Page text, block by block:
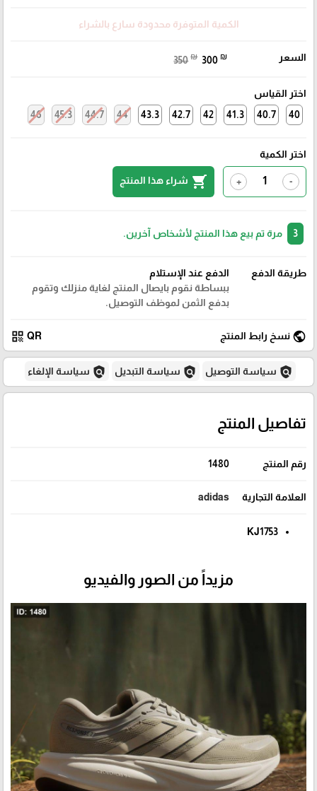
الكمية المتوفرة محدودة سارع بالشراء
السعر 350 ₪ 300 ₪
اختر القياس
40
40.7
41.3
42
42.7
43.3
44
44.7
45.3
46
اختر الكمية
-
+
shopping_cart شراء هذا المنتج
مرة تم بيع هذا المنتج لأشخاص آخرين.
طريقة الدفع
الدفع عند الإستلام
ببساطة نقوم بايصال المنتج لغاية منزلك وتقوم
بدفع الثمن لموظف التوصيل.
public نسخ رابط المنتج QR
qr_code
policy سياسة التوصيل policy سياسة التبديل policy سياسة الإلغاء
تفاصيل المنتج
رقم المنتج 1480
العلامة التجارية adidas
KJ1753
مزيداً من الصور والفيديو